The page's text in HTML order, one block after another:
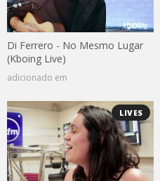
Di Ferrero - No Mesmo Lugar
(Kboing Live)
adicionado em
LIVES